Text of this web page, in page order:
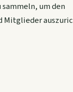
um den
Mitglieder